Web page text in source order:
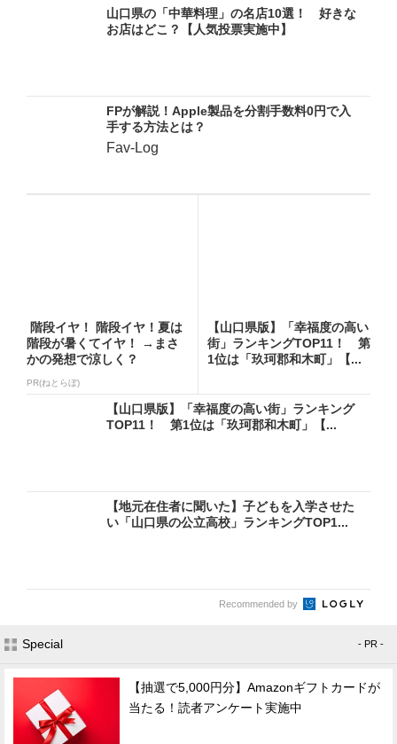
山口県の「中華料理」の名店10選！ 好きな
お店はどこ？【人気投票実施中】
FPが解説！Apple製品を分割手数料0円で入
手する方法とは？
Fav-Log
階段イヤ！ 階段イヤ！夏は
階段が暑くてイヤ！ →まさ
かの発想で涼しく？
PR(ねとらぼ)
【山口県版】「幸福度の高い
街」ランキングTOP11！ 第
1位は「玖珂郡和木町」【...
【山口県版】「幸福度の高い街」ランキング
TOP11！ 第1位は「玖珂郡和木町」【...
【地元在住者に聞いた】子どもを入学させた
い「山口県の公立高校」ランキングTOP1...
Recommended by
Special - PR -
【抽選で5,000円分】Amazonギフトカードが
当たる！読者アンケート実施中